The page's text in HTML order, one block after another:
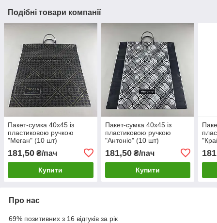
Подібні товари компанії
Пакет-сумка 40х45 із
пластиковою ручкою
"Меган" (10 шт)
181,50 ₴/пач
Купити
Пакет-сумка 40х45 із
пластиковою ручкою
"Антоніо" (10 шт)
181,50₴/пач
Купити
Про нас
69% позитивних з 16 відгуків за рік